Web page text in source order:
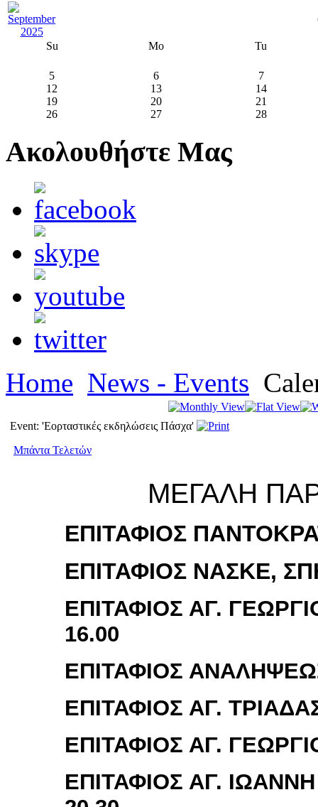
Su Mo Tu
5 6
7
12
13
14
19
20
21
26
27 28
Ακολουθήστε Μας
Home News - Events
Event: 'Εορταστικές εκδηλώσεις Πάσχα'
Μπάντα Τελετών
ΜΕΓΑΛΗ
ΕΠΙΤΑΦΙΟΣ
ΕΠΙΤΑΦΙΟΣ ΝΑΣΚΕ,
ΕΠΙΤΑΦΙΟΣ ΑΓ.
16.00
ΕΠΙΤΑΦΙΟΣ
ΕΠΙΤΑΦΙΟΣ ΑΓ.
ΕΠΙΤΑΦΙΟΣ ΑΓ.
ΕΠΙΤΑΦΙΟΣ ΑΓ.